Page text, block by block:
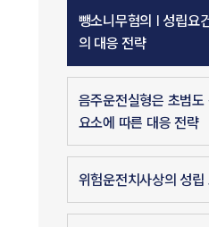
뺑소니무혐의 | 성립요
의 대응 전략
음주운전실형은 초범
요소에 따른 대응 전략
위험운전치사상의 성